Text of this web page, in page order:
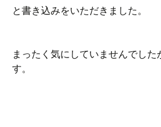
と書き込みをいただきました。
まったく気にしていませんでし
す。